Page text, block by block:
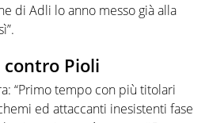
di Adli lo anno messo già alla
Pioli
“Primo tempo con più titolari
ed attaccanti inesistenti fase